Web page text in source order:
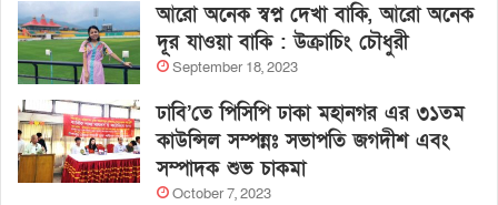
আরো অনেক স্বপ্ন দেখা বাকি, আরো অনেক
দূর যাওয়া বাকি : উক্রাচিং চৌধুরী
September 18, 2023
ঢাবি’তে পিসিপি ঢাকা মহানগর এর ৩১তম
কাউন্সিল সম্পন্নঃ সভাপতি জগদীশ এবং
সম্পাদক শুভ চাকমা
October 7, 2023